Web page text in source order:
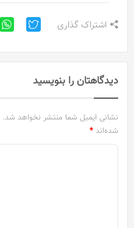
اشتراک گذاری
دیدگاهتان را بنویسید
نشانی ایمیل شما منتشر نخواهد شد.
شده‌اند *